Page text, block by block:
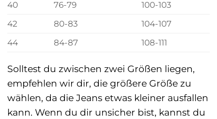
40 76-79
100-103
42
80-83
104-107
44
84-87 108-111
Solltest du zwischen zwei Größen liegen,
empfehlen wir dir, die größere Größe zu
wählen, da die Jeans etwas kleiner ausfallen
kann. Wenn du dir unsicher bist, kannst du